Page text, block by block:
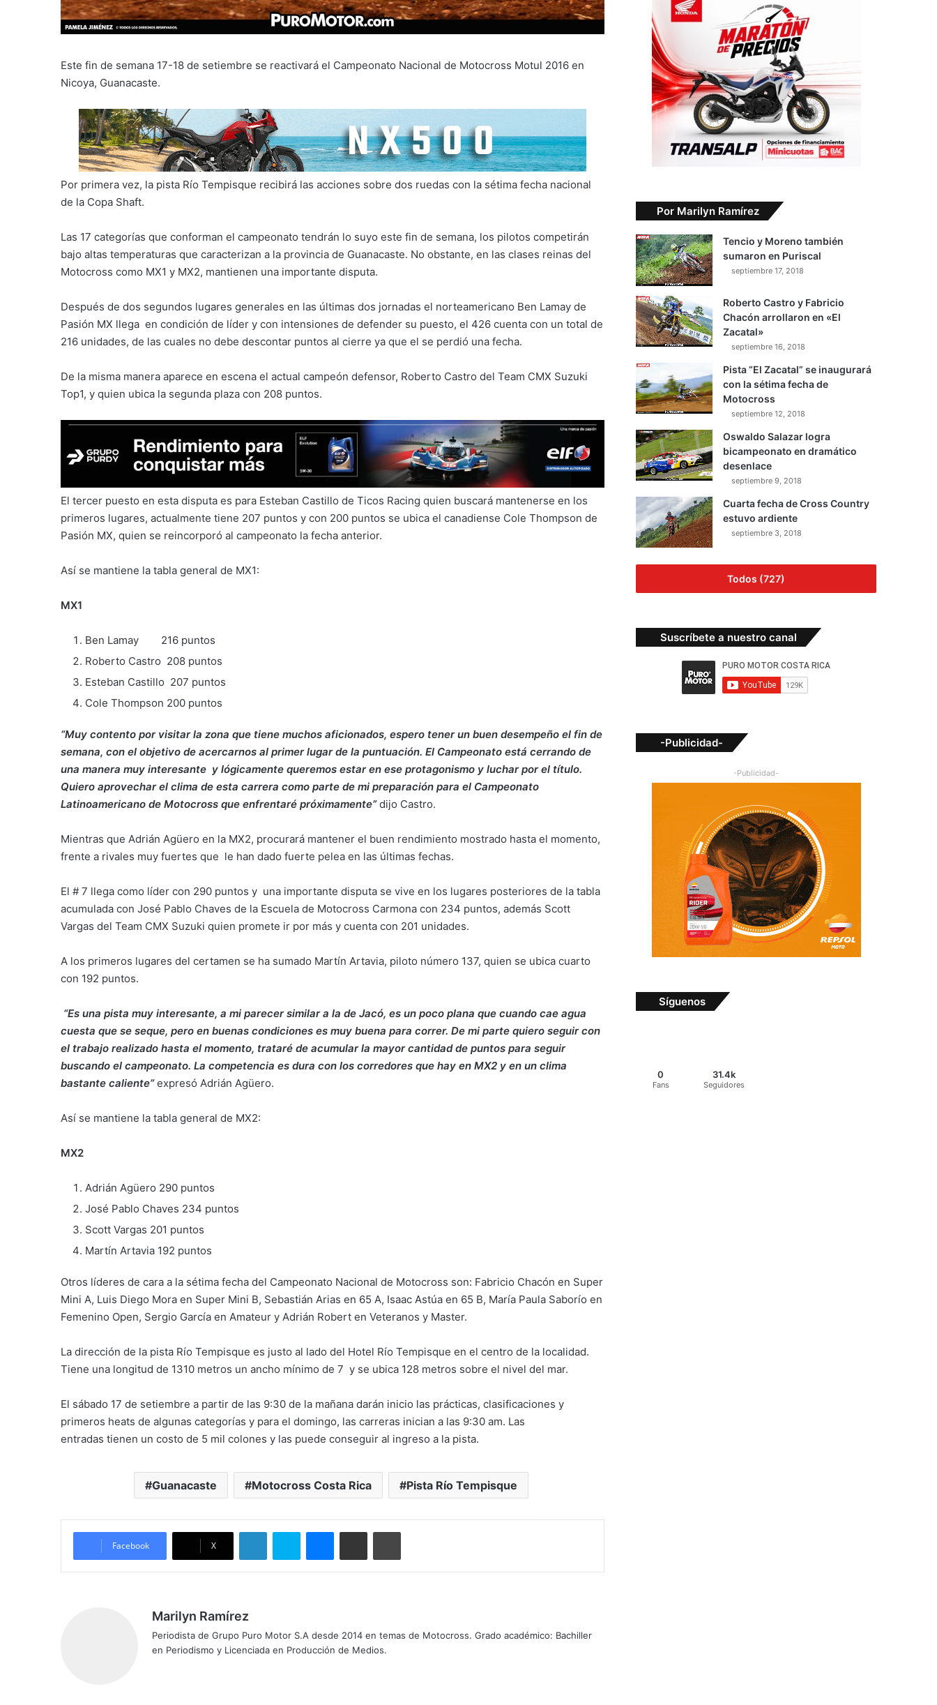
Este fin de semana 17-18 de setiembre se reactivará el Campeonato Nacional de Motocross Motul 2016 en
Nicoya, Guanacaste.
Por primera vez, la pista Río Tempisque recibirá las acciones sobre dos ruedas con la sétima fecha nacional
de la Copa Shaft.
Las 17 categorías que conforman el campeonato tendrán lo suyo este fin de semana, los pilotos competirán
bajo altas temperaturas que caracterizan a la provincia de Guanacaste. No obstante, en las clases reinas del
Motocross como MX1 y MX2, mantienen una importante disputa.
Después de dos segundos lugares generales en las últimas dos jornadas el norteamericano Ben Lamay de
Pasión MX llega en condición de líder y con intensiones de defender su puesto, el 426 cuenta con un total de
216 unidades, de las cuales no debe descontar puntos al cierre ya que el se perdió una fecha.
De la misma manera aparece en escena el actual campeón defensor, Roberto Castro del Team CMX Suzuki
Top1, y quien ubica la segunda plaza con 208 puntos.
El tercer puesto en esta disputa es para Esteban Castillo de Ticos Racing quien buscará mantenerse en los
primeros lugares, actualmente tiene 207 puntos y con 200 puntos se ubica el canadiense Cole Thompson de
Pasión MX, quien se reincorporó al campeonato la fecha anterior.
Así se mantiene la tabla general de MX1:
MX1
Ben Lamay 216 puntos
Roberto Castro 208 puntos
Esteban Castillo 207 puntos
Cole Thompson 200 puntos
“Muy contento por visitar la zona que tiene muchos aficionados, espero tener un buen desempeño el fin de
semana, con el objetivo de acercarnos al primer lugar de la puntuación. El Campeonato está cerrando de
una manera muy interesante y lógicamente queremos estar en ese protagonismo y luchar por el título.
Quiero aprovechar el clima de esta carrera como parte de mi preparación para el Campeonato
Latinoamericano de Motocross que enfrentaré próximamente”dijo Castro.
Mientras que Adrián Agüero en la MX2, procurará mantener el buen rendimiento mostrado hasta el momento,
frente a rivales muy fuertes que le han dado fuerte pelea en las últimas fechas.
El # 7 llega como líder con 290 puntos y una importante disputa se vive en los lugares posteriores de la tabla
acumulada con José Pablo Chaves de la Escuela de Motocross Carmona con 234 puntos, además Scott
Vargas del Team CMX Suzuki quien promete ir por más y cuenta con 201 unidades.
A los primeros lugares del certamen se ha sumado Martín Artavia, piloto número 137, quien se ubica cuarto
con 192 puntos.
“Es una pista muy interesante, a mi parecer similar a la de Jacó, es un poco plana que cuando cae agua
cuesta que se seque, pero en buenas condiciones es muy buena para correr. De mi parte quiero seguir con
el trabajo realizado hasta el momento, trataré de acumular la mayor cantidad de puntos para seguir
buscando el campeonato. La competencia es dura con los corredores que hay en MX2 y en un clima
bastante caliente”expresó Adrián Agüero.
Así se mantiene la tabla general de MX2:
MX2
Adrián Agüero 290 puntos
José Pablo Chaves 234 puntos
Scott Vargas 201 puntos
Martín Artavia 192 puntos
Otros líderes de cara a la sétima fecha del Campeonato Nacional de Motocross son: Fabricio Chacón en Super
Mini A, Luis Diego Mora en Super Mini B, Sebastián Arias en 65 A, Isaac Astúa en 65 B, María Paula Saborío en
Femenino Open, Sergio García en Amateur y Adrián Robert en Veteranos y Master.
La dirección de la pista Río Tempisque es justo al lado del Hotel Río Tempisque en el centro de la localidad.
Tiene una longitud de 1310 metros un ancho mínimo de 7 y se ubica 128 metros sobre el nivel del mar.
El sábado 17 de setiembre a partir de las 9:30 de la mañana darán inicio las prácticas, clasificaciones y
primeros heats de algunas categorías y para el domingo, las carreras inician a las 9:30 am. Las
entradas tienen un costo de 5 mil colones y las puede conseguir al ingreso a la pista.
Guanacaste Motocross Costa Rica Pista Río Tempisque
Facebook X
Marilyn Ramírez
Periodista de Grupo Puro Motor S.A desde 2014 en temas de Motocross. Grado académico: Bachiller
en Periodismo y Licenciada en Producción de Medios.
Por Marilyn Ramírez
Tencio y Moreno también
sumaron en Puriscal
septiembre 17, 2018
Roberto Castro y Fabricio
Chacón arrollaron en «El
Zacatal»
septiembre 16, 2018
Pista “El Zacatal” se inaugurará
con la sétima fecha de
Motocross
septiembre 12, 2018
Oswaldo Salazar logra
bicampeonato en dramático
desenlace
septiembre 9, 2018
Cuarta fecha de Cross Country
estuvo ardiente
septiembre 3, 2018
Todos (727)
Suscríbete a nuestro canal
-Publicidad-
-Publicidad-
Síguenos
0
Fans
31.4k
Seguidores